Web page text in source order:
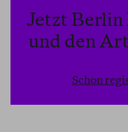
scheitere daran,
Vermögen weniger
einzubeziehen.
an Bedeutung
Update ihres
Jetzt Berlin
und den
Schon